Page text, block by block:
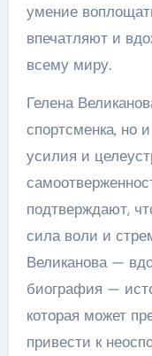
умение
впечатляют и
всему миру.
Гелена
спортсменка, но
усилия и
подтверждают,
сила воли и
Великанова —
биография —
которая может
привести к